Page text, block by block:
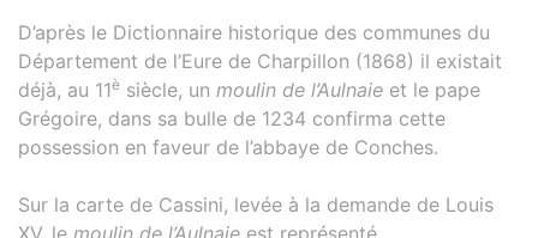
D’après le Dictionnaire historique des communes du
Département de l’Eure de Charpillon (1868) il existait
déjà, au 11è siècle, un moulin de l’Aulnaie et le pape
Grégoire, dans sa bulle de 1234 confirma cette
possession en faveur de l’abbaye de Conches.
Sur la carte de Cassini, levée à la demande de Louis
XV, le moulin de l’Aulnaie est représenté.